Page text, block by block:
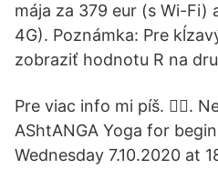
mája za 379 eur (s Wi-Fi)
4G). Poznámka: Pre
zobraziť hodnotu R na
Pre viac info mi píš. 🧘‍♀️.
AShtANGA Yoga for
Wednesday 7.10.2020 at